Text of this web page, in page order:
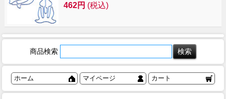
462円 (税込)
商品検索
ホーム マイページ カート